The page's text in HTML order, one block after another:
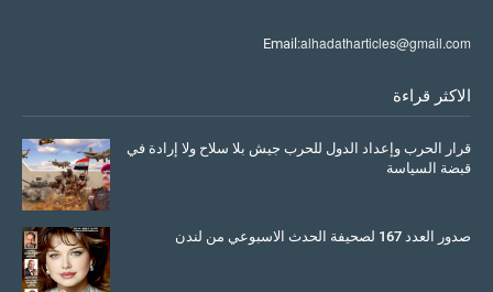
Email:alhadatharticles@gmail.com
الاكثر قراءة
قرار الحرب وإعداد الدول للحرب جيش بلا سلاح ولا إرادة في
قبضة السياسة
صدور العدد 167 لصحيفة الحدث الاسبوعي من لندن